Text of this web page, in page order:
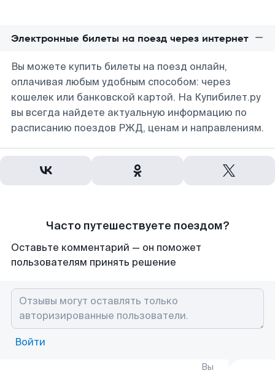
Электронные билеты на поезд через интернет
Вы можете купить билеты на поезд онлайн,
оплачивая любым удобным способом: через
кошелек или банковской картой. На Купибилет.ру
вы всегда найдете актуальную информацию по
расписанию поездов РЖД, ценам и направлениям.
Часто путешествуете поездом?
Оставьте комментарий — он поможет
пользователям принять решение
Войти
Вы